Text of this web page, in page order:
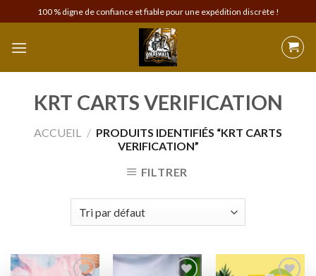
to
content
100 % digne de confiance et fiable pour une expédition discrète !
KRT CARTS VERIFICATION
ACCUEIL / PRODUITS IDENTIFIÉS “KRT CARTS
VERIFICATION”
FILTRER